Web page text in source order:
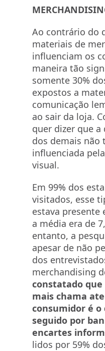
Ao contrário do
materiais de
influenciam os
maneira tão
somente 30%
expostos a
comunicação
ao sair da loja.
quer dizer que a
dos demais não
influenciada
visual.
Em 99% dos
visitados, esse
estava presente
a média era de
entanto, a
apesar de não
dos
merchandising
constatado
mais chama
consumidor é o
seguido por
encartes
lidos por 59%